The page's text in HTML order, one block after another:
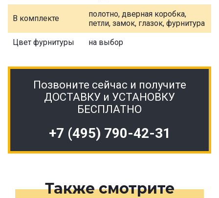
В комплекте
полотно, дверная коробка,
петли, замок, глазок, фурнитура
Цвет фурнитуры на выбор
Позвоните сейчас и получите
ДОСТАВКУ и УСТАНОВКУ
БЕСПЛАТНО
+7 (495) 790-42-31
Также смотрите